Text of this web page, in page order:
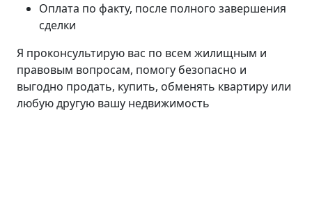
Оплата по факту, после полного завершения
сделки
Я проконсультирую вас по всем жилищным и
правовым вопросам, помогу безопасно и
выгодно продать, купить, обменять квартиру или
любую другую вашу недвижимость